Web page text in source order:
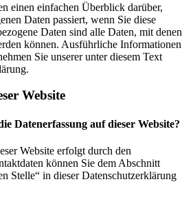
einen einfachen Überblick darüber,
Daten passiert, wenn Sie diese
Daten sind alle Daten, mit denen
können. Ausführliche Informationen
Sie unserer unter diesem Text
Website
Datenerfassung auf dieser Website?
Website erfolgt durch den
können Sie dem Abschnitt
Stelle“ in dieser Datenschutzerklärung